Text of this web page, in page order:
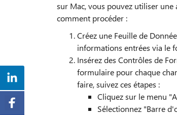
sur Mac, vous pouvez utiliser
comment procéder :
Créez une Feuille de
informations entrées via le
Insérez des Contrôles de
formulaire pour chaque
faire, suivez ces étapes :
Cliquez sur le menu
Sélectionnez "Barre